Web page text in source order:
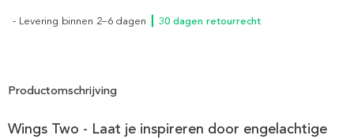
- Levering binnen 2–6 dagen ┃ 30 dagen retourrecht
Productomschrijving
Wings Two - Laat je inspireren door engelachtige